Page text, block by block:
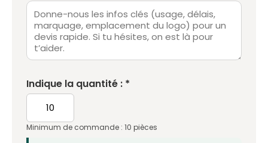
Indique la quantité : *
Minimum de commande : 10 pièces